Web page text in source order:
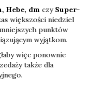
Hebe, dm czy Super-
większości niedziel
punktów
wyjątkom.
więc ponownie
także dla